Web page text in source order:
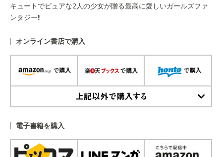
キュートでピュアな2人の少女が贈る最高に愛しいガールズファ
ンタジー!!
オンライン書店で購入
電子書籍を購入